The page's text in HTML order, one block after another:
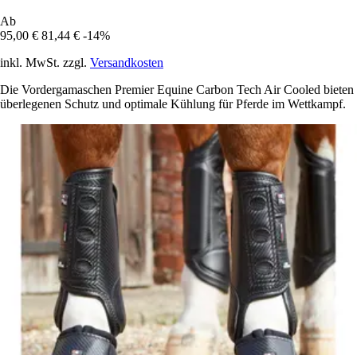
Ab
95,00 € 81,44 € -14%
inkl. MwSt. zzgl. Versandkosten
Die Vordergamaschen Premier Equine Carbon Tech Air Cooled bieten
überlegenen Schutz und optimale Kühlung für Pferde im Wettkampf.